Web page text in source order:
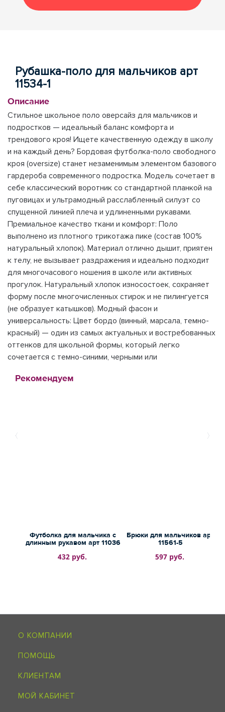
Рубашка-поло для мальчиков арт
11534-1
Описание
Стильное школьное поло оверсайз для мальчиков и
подростков — идеальный баланс комфорта и
трендового кроя! Ищете качественную одежду в школу
и на каждый день? Бордовая футболка-поло свободного
кроя (oversize) станет незаменимым элементом базового
гардероба современного подростка. Модель сочетает в
себе классический воротник со стандартной планкой на
пуговицах и ультрамодный расслабленный силуэт со
спущенной линией плеча и удлиненными рукавами.
Премиальное качество ткани и комфорт: Поло
выполнено из плотного трикотажа пике (состав 100%
натуральный хлопок). Материал отлично дышит, приятен
к телу, не вызывает раздражения и идеально подходит
для многочасового ношения в школе или активных
прогулок. Натуральный хлопок износостоек, сохраняет
форму после многочисленных стирок и не пилингуется
(не образует катышков). Модный фасон и
универсальность: Цвет бордо (винный, марсала, темно-
красный) — один из самых актуальных и востребованных
оттенков для школьной формы, который легко
сочетается с темно-синими, черными или
Рекомендуем
Футболка для мальчика с
длинным рукавом арт 11036
432 руб.
Брюки для мальчиков арт
11561-5
597 руб.
О КОМПАНИИ
ПОМОЩЬ
КЛИЕНТАМ
МОЙ КАБИНЕТ